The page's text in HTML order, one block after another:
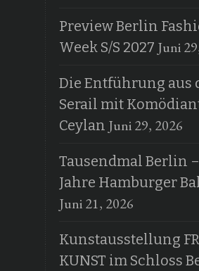
Preview Berlin
Week S/S 2027 Juni
Die Entführung aus
Serail mit
Ceylan Juni 29, 2026
Tausendmal Berlin
Jahre Hamburger
Juni 21, 2026
Kunstausstellung
KUNST im Schloss